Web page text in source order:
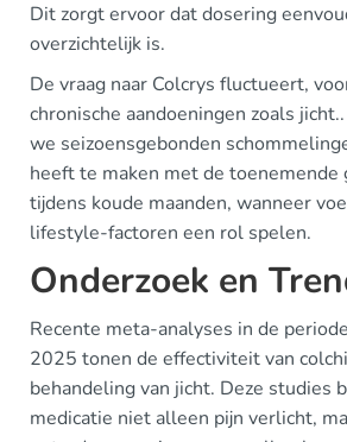
Dit zorgt ervoor dat dosering
overzichtelijk is.
De vraag naar Colcrys fluctueert,
chronische aandoeningen zoals
we seizoensgebonden
heeft te maken met de toenemende
tijdens koude maanden, wanneer
lifestyle-factoren een rol spelen.
Onderzoek en
Recente meta-analyses in de
2025 tonen de effectiviteit van
behandeling van jicht. Deze studies
medicatie niet alleen pijn verlicht,